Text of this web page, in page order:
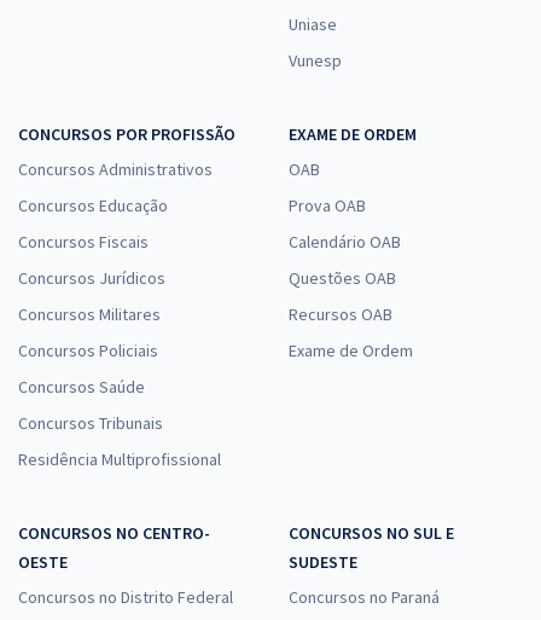
Uniase
Vunesp
CONCURSOS POR PROFISSÃO
Concursos Administrativos
Concursos Educação
Concursos Fiscais
Concursos Jurídicos
Concursos Militares
Concursos Policiais
Concursos Saúde
Concursos Tribunais
Residência Multiprofissional
EXAME DE ORDEM
OAB
Prova OAB
Calendário OAB
Questões OAB
Recursos OAB
Exame de Ordem
CONCURSOS NO CENTRO-
OESTE
Concursos no Distrito Federal
CONCURSOS NO SUL E
SUDESTE
Concursos no Paraná